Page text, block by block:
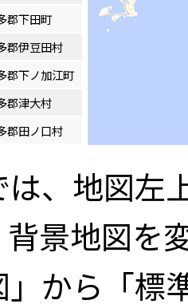
郡下田町
郡伊豆田村
郡下ノ加江町
郡津大村
郡田ノ口村
、地図左
景地図を
」から「